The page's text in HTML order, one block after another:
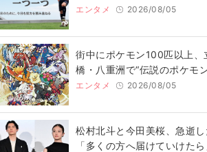
エンタメ 2026/08/05
街中にポケモン100匹以上
橋・八重洲で“伝説のポケモ
エンタメ 2026/08/05
松村北斗と今田美桜、急逝
「多くの方へ届けていけたら